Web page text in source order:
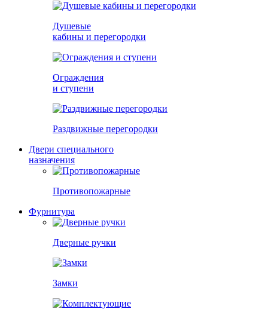
Душевые
кабины и перегородки
Ограждения
и ступени
Раздвижные перегородки
Двери специального
назначения
Противопожарные
Фурнитура
Дверные ручки
Замки